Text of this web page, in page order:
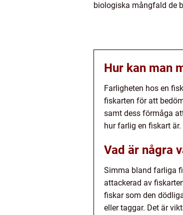
biologiska mångfald de
Hur kan man
Farligheten hos en
fiskarten för att
samt dess förmåga
hur farlig en fiskart är.
Vad är några
Simma bland farliga
attackerad av
fiskar som den
eller taggar. Det är